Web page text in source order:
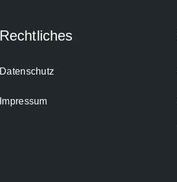
Rechtliches
Datenschutz
Impressum